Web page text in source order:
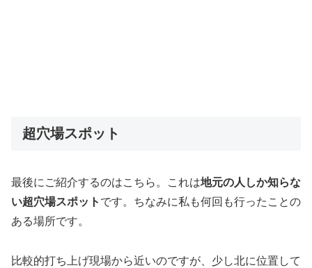
超穴場スポット
最後にご紹介するのはこちら。これは地元の人しか知らな
い超穴場スポット です。ちなみに私も何回も行ったことの
ある場所です。
比較的打ち上げ現場から近いのですが、少し北に位置して